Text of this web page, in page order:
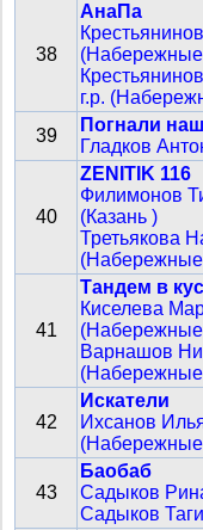
38
АнаПа
г.р.
39
Погнали
Гладков
40
ZENITIK 116
Филимонов
(Казань )
Третьякова
41
Тандем в
Киселева
Варнашов
42
Искатели
Ихсанов
43
Баобаб
Садыков
Садыков